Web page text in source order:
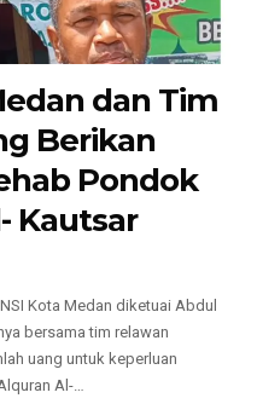
dan Tim
Berikan
Pondok
Kautsar
Kota Medan diketuai Abdul
bersama tim relawan
uang untuk keperluan
Al-